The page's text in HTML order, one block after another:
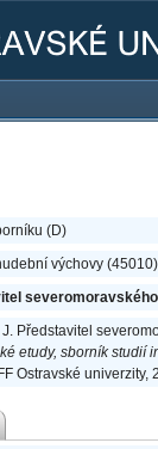
(D)
výchovy (45010)
J. Představitel
etudy, sborník studií
Ostravské univerzity,